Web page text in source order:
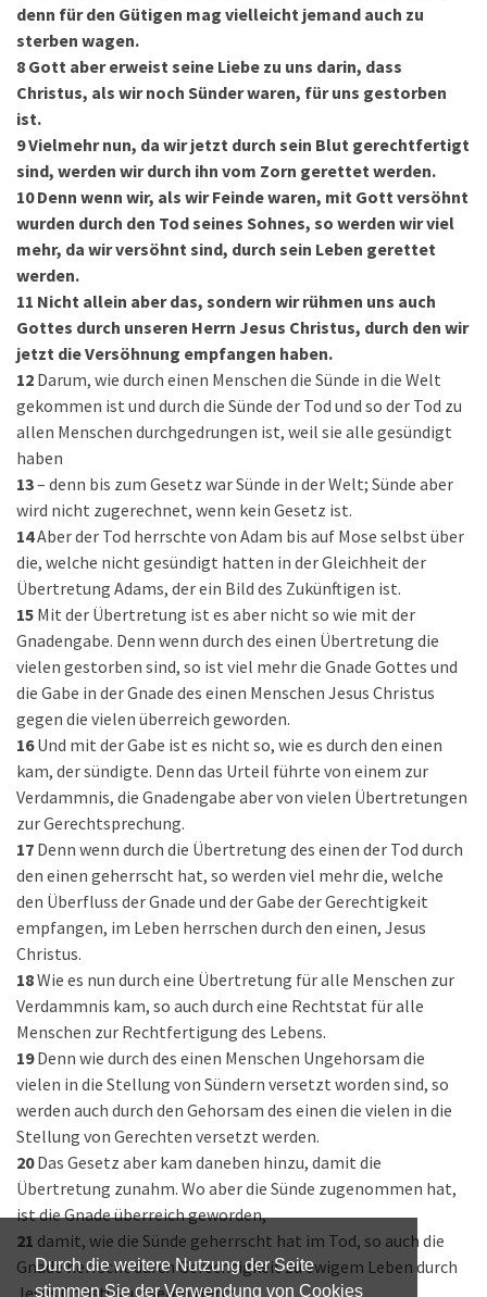
Durch die weitere Nutzung der Seite
stimmen Sie der Verwendung von Cookies
denn für den Gütigen mag vielleicht jemand auch zu
sterben wagen.
8 Gott aber erweist seine Liebe zu uns darin, dass
Christus, als wir noch Sünder waren, für uns gestorben
ist.
9Vielmehr nun, da wir jetzt durch sein Blut gerechtfertigt
sind, werden wir durch ihn vom Zorn gerettet werden.
10 Denn wenn wir, als wir Feinde waren, mit Gott versöhnt
wurden durch den Tod seines Sohnes, so werden wir viel
mehr, da wir versöhnt sind, durch sein Leben gerettet
werden.
11 Nicht allein aber das, sondern wir rühmen uns auch
Gottes durch unseren Herrn Jesus Christus, durch den wir
jetzt die Versöhnung empfangen haben.
12 Darum, wie durch einen Menschen die Sünde in die Welt
gekommen ist und durch die Sünde der Tod und so der Tod zu
allen Menschen durchgedrungen ist, weil sie alle gesündigt
haben
13– denn bis zum Gesetz war Sünde in der Welt; Sünde aber
wird nicht zugerechnet, wenn kein Gesetz ist.
14Aber der Tod herrschte von Adam bis auf Mose selbst über
die, welche nicht gesündigt hatten in der Gleichheit der
Übertretung Adams, der ein Bild des Zukünftigen ist.
15 Mit der Übertretung ist es aber nicht so wie mit der
Gnadengabe. Denn wenn durch des einen Übertretung die
vielen gestorben sind, so ist viel mehr die Gnade Gottes und
die Gabe in der Gnade des einen Menschen Jesus Christus
gegen die vielen überreich geworden.
16 Und mit der Gabe ist es nicht so, wie es durch den einen
kam, der sündigte. Denn das Urteil führte von einem zur
Verdammnis, die Gnadengabe aber von vielen Übertretungen
zur Gerechtsprechung.
17 Denn wenn durch die Übertretung des einen der Tod durch
den einen geherrscht hat, so werden viel mehr die, welche
den Überfluss der Gnade und der Gabe der Gerechtigkeit
empfangen, im Leben herrschen durch den einen, Jesus
Christus.
18Wie es nun durch eine Übertretung für alle Menschen zur
Verdammnis kam, so auch durch eine Rechtstat für alle
Menschen zur Rechtfertigung des Lebens.
19 Denn wie durch des einen Menschen Ungehorsam die
vielen in die Stellung von Sündern versetzt worden sind, so
werden auch durch den Gehorsam des einen die vielen in die
Stellung von Gerechten versetzt werden.
20 Das Gesetz aber kam daneben hinzu, damit die
Übertretung zunahm. Wo aber die Sünde zugenommen hat,
ist die Gnade überreich geworden,
21 damit, wie die Sünde geherrscht hat im Tod, so auch die
Gnade herrscht durch Gerechtigkeit zu ewigem Leben durch
Jesus Christus, unseren Herrn.